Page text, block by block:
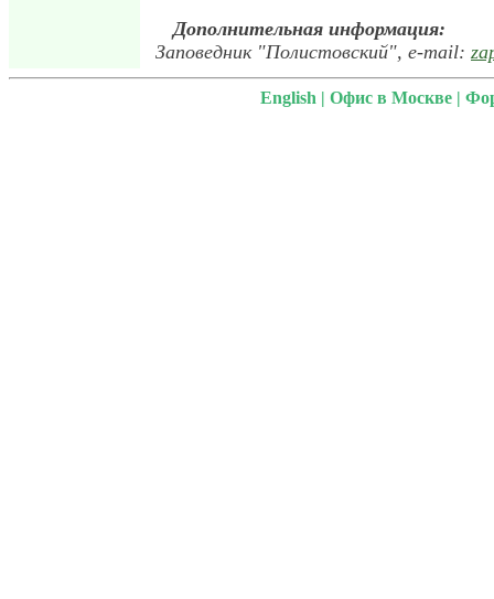
Дополнительная информация:
Заповедник "Полистовский", e-mail:
English | Офис в Москве |